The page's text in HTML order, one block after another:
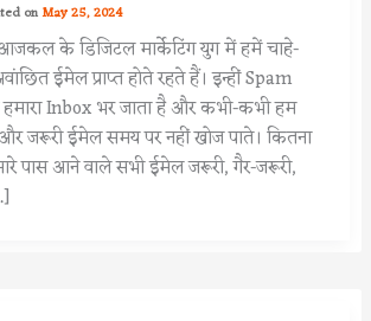
May 25, 2024
के डिजिटल मार्केटिंग युग में हमें चाहे-
ईमेल प्राप्त होते रहते हैं। इन्हीं Spam
Inbox भर जाता है और कभी-कभी हम
जरूरी ईमेल समय पर नहीं खोज पाते। कितना
पास आने वाले सभी ईमेल जरूरी, गैर-जरूरी,